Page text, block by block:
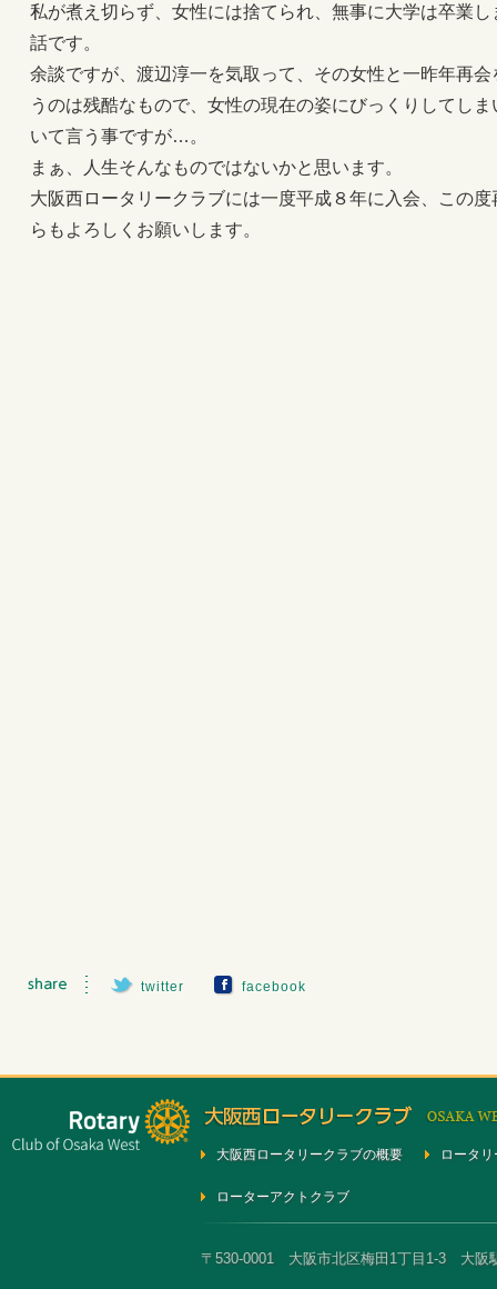
私が煮え切らず、女性には捨てられ、無事に大学は卒業
話です。
余談ですが、渡辺淳一を気取って、その女性と一昨年再
うのは残酷なもので、女性の現在の姿にびっくりしてし
いて言う事ですが…。
まぁ、人生そんなものではないかと思います。
大阪西ロータリークラブには一度平成８年に入会、この
らもよろしくお願いします。
twitter facebook
大阪西ロータリークラブの概要 ロータ
ローターアクトクラブ
〒530-0001 大阪市北区梅田1丁目1-3 大阪